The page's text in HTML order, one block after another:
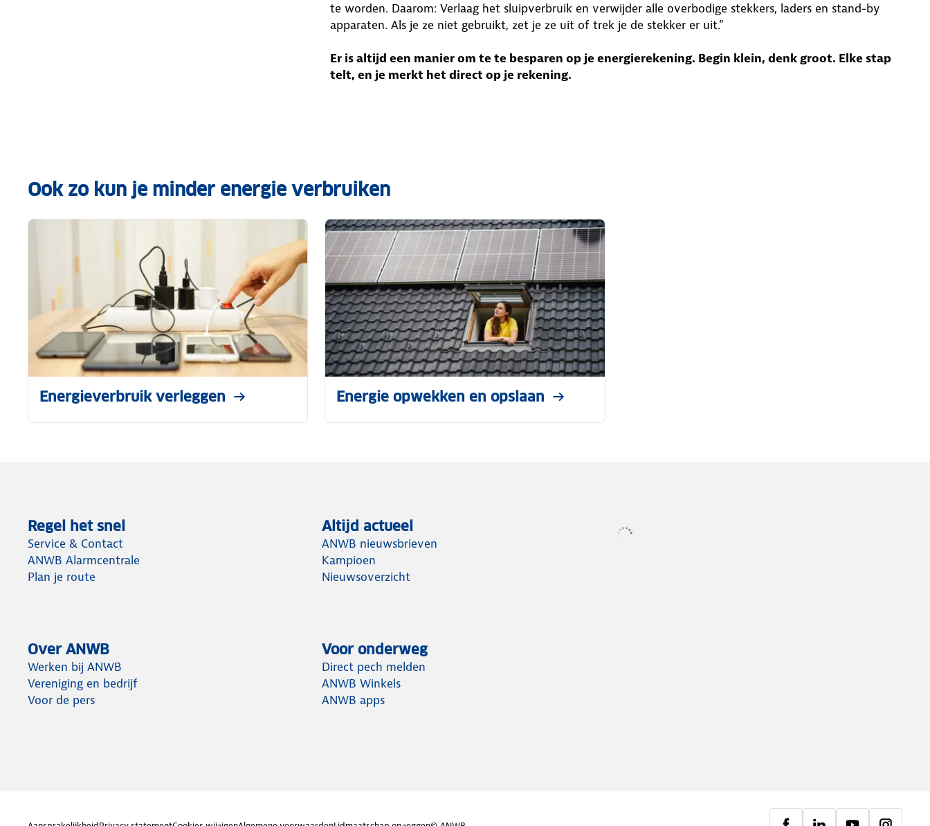
te worden. Daarom: Verlaag het sluipverbruik en verwijder alle overbodige stekkers, laders en stand-by
apparaten. Als je ze niet gebruikt, zet je ze uit of trek je de stekker er uit.”
Er is altijd een manier om te te besparen op je energierekening. Begin klein, denk groot. Elke stap
telt, en je merkt het direct op je rekening.
Ook zo kun je minder energie verbruiken
Energieverbruik verleggen Energie opwekken en opslaan
Regel het snel
Service & Contact
ANWB Alarmcentrale
Plan je route
Altijd actueel
ANWB nieuwsbrieven
Kampioen
Nieuwsoverzicht
Over ANWB
Werken bij ANWB
Vereniging en bedrijf
Voor de pers
Voor onderweg
Direct pech melden
ANWB Winkels
ANWB apps